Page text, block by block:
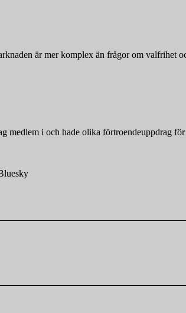
är mer komplex än frågor om valfrihet
medlem i och hade olika förtroendeuppdrag